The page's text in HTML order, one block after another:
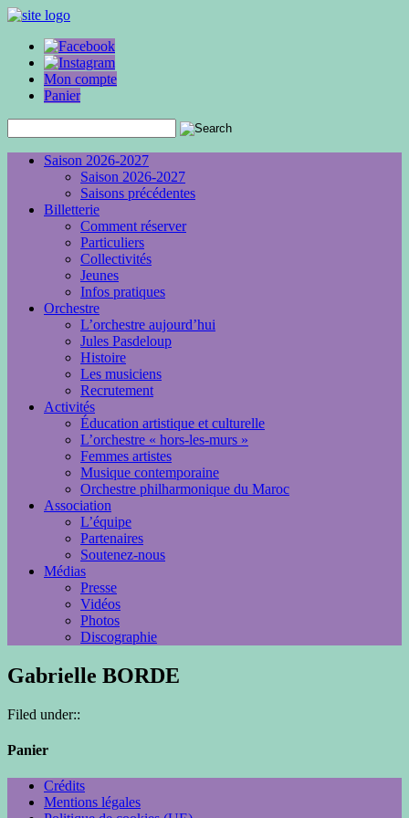
Mon compte
Panier
Saison 2026-2027
Saison 2026-2027
Saisons précédentes
Billetterie
Comment réserver
Particuliers
Collectivités
Jeunes
Infos pratiques
Orchestre
L’orchestre aujourd’hui
Jules Pasdeloup
Histoire
Les musiciens
Recrutement
Activités
Éducation artistique et culturelle
L’orchestre « hors-les-murs »
Femmes artistes
Musique contemporaine
Orchestre philharmonique du Maroc
Association
L’équipe
Partenaires
Soutenez-nous
Médias
Presse
Vidéos
Photos
Discographie
Gabrielle BORDE
Filed under::
Panier
Crédits
Mentions légales